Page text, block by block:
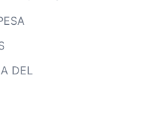
DEL